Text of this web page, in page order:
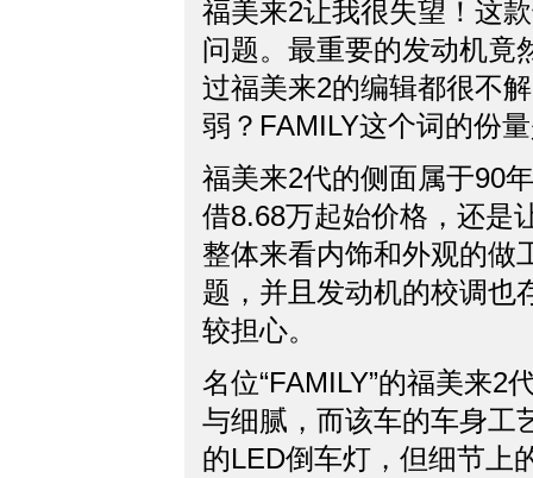
福美来2让我很失望！这
问题。最重要的发动机竟
过福美来2的编辑都很不
弱？FAMILY这个词的份
福美来2代的侧面属于90
借8.68万起始价格，还是
整体来看内饰和外观的做
题，并且发动机的校调也
较担心。
名位“FAMILY”的福美来2
与细腻，而该车的车身工
的LED倒车灯，但细节上